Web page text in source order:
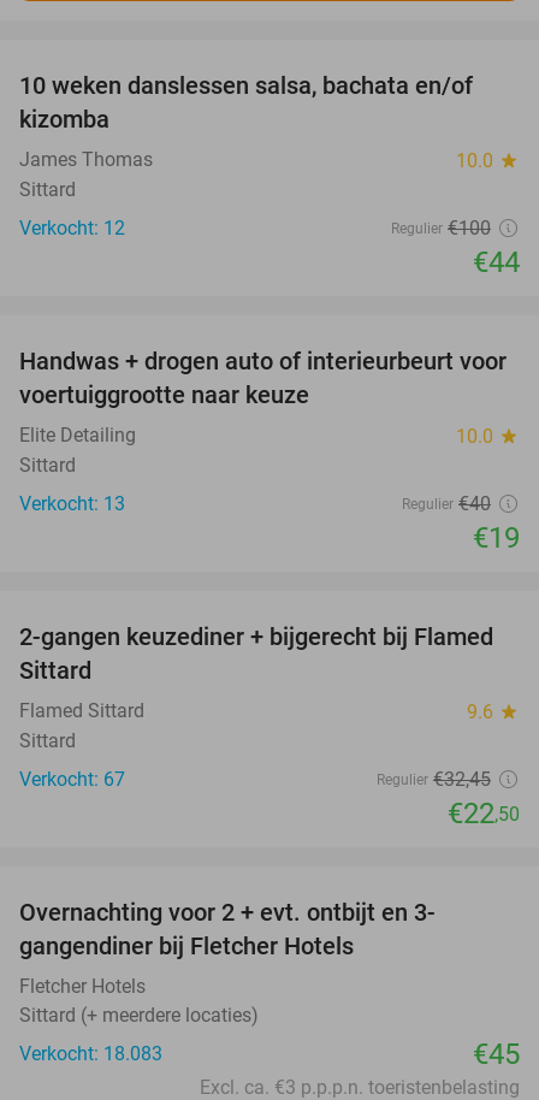
56%
10 weken danslessen salsa, bachata en/of
kizomba
James Thomas 10.0 star
Sittard
Verkocht: 12
Regulier €100
€44
53%
Handwas + drogen auto of interieurbeurt voor
voertuiggrootte naar keuze
Elite Detailing 10.0 star
Sittard
Verkocht: 13
Regulier €40
€19
31%
2-gangen keuzediner + bijgerecht bij Flamed
Sittard
Flamed Sittard 9.6 star
Sittard
Verkocht: 67
Regulier €32,45
€22,50
Overnachting voor 2 + evt. ontbijt en 3-
gangendiner bij Fletcher Hotels
Fletcher Hotels
Sittard (+ meerdere locaties)
Verkocht: 18.083
€45
Excl. ca. €3 p.p.p.n. toeristenbelasting